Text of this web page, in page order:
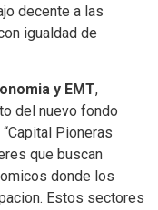
decente a las
igualdad de
y EMT,
del nuevo fondo
Pioneras
que buscan
donde los
Estos sectores